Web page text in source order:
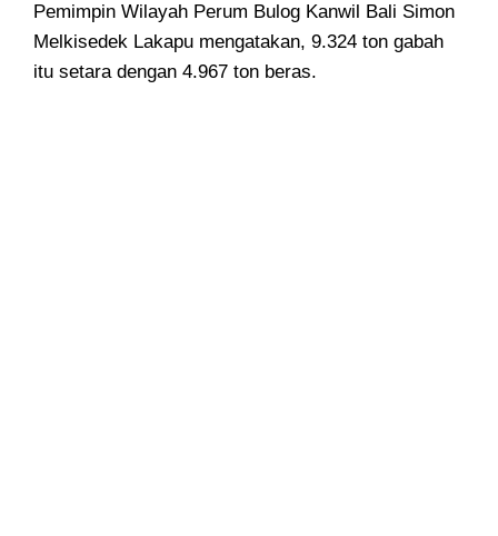
Pemimpin Wilayah Perum Bulog Kanwil Bali Simon
Melkisedek Lakapu mengatakan, 9.324 ton gabah
itu setara dengan 4.967 ton beras.